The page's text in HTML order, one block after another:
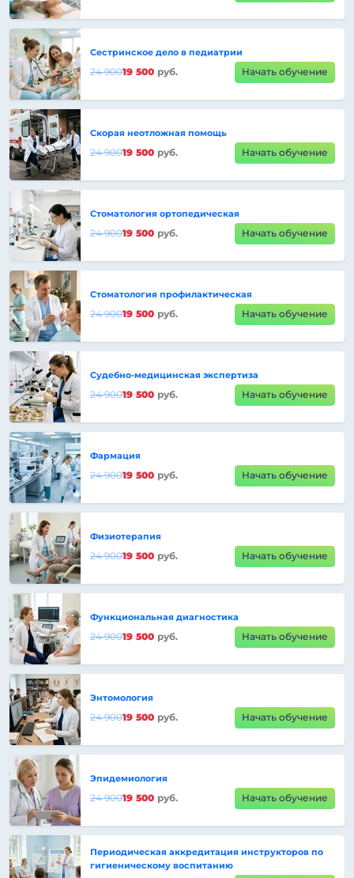
Сестринское дело в педиатрии
24 90019 500 руб. Начать обучение
Скорая неотложная помощь
24 90019 500 руб. Начать обучение
Стоматология ортопедическая
24 90019 500 руб. Начать обучение
Стоматология профилактическая
24 90019 500 руб. Начать обучение
Судебно-медицинская экспертиза
24 90019 500 руб. Начать обучение
Фармация
24 90019 500 руб. Начать обучение
Физиотерапия
24 90019 500 руб. Начать обучение
Функциональная диагностика
24 90019 500 руб. Начать обучение
Энтомология
24 90019 500 руб. Начать обучение
Эпидемиология
24 90019 500 руб. Начать обучение
Периодическая аккредитация инструкторов по
гигиеническому воспитанию